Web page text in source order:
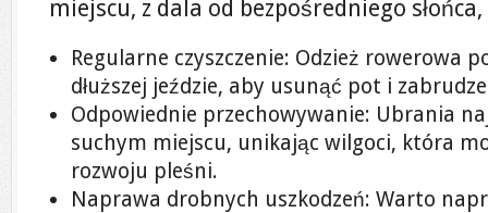
miejscu, z dala od bezpośredniego
Regularne czyszczenie: Odzież rowerowa
dłuższej jeździe, aby usunąć pot i
Odpowiednie przechowywanie: Ubrania
suchym miejscu, unikając wilgoci, która
rozwoju pleśni.
Naprawa drobnych uszkodzeń: Warto